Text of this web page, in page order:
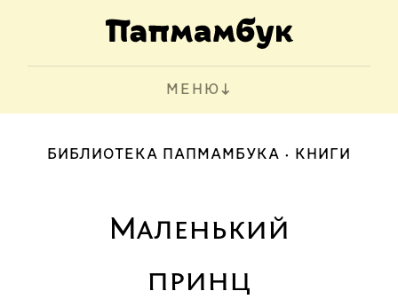
МЕНЮ
БИБЛИОТЕКА ПАПМАМБУКА КНИГИ
Маленький
принц